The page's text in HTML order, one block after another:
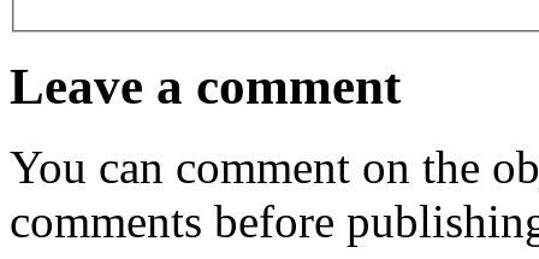
Leave a comment
You can comment on the
comments before